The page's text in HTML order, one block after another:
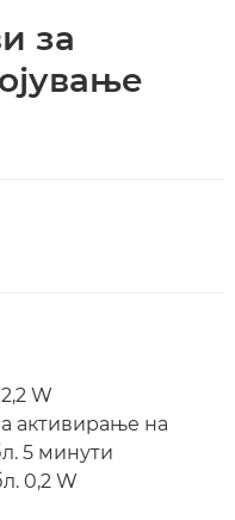
за
W
активирање на
5 минути
0,2 W